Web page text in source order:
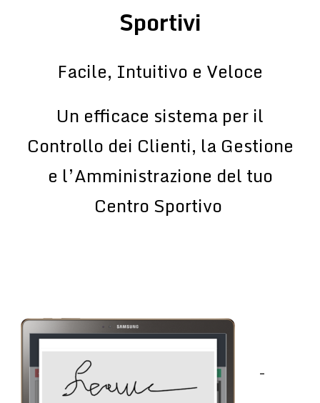
Sportivi
Facile, Intuitivo e Veloce
Un efficace sistema per il
Controllo dei Clienti, la Gestione
e l’Amministrazione del tuo
Centro Sportivo
-